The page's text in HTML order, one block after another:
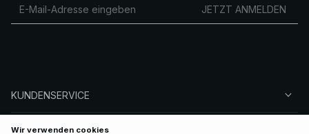
JETZT ANMELDEN
KUNDENSERVICE
ÜBER NA-KD